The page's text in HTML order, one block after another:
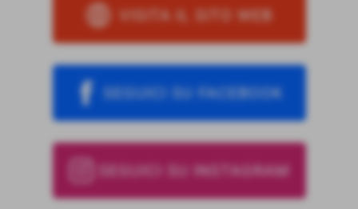
VISITA IL SITO WEB
SEGUICI SU FACEBOOK
SEGUICI SU INSTAGRAM